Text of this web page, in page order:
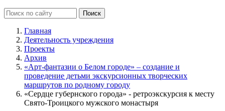
Главная
Деятельность учреждения
Проекты
Архив
«Арт-фантазии о Белом городе» – создание и
проведение детьми экскурсионных творческих
маршрутов по родному городу
«Сердце губернского города» - ретроэкскурсия к месту
Свято-Троицкого мужского монастыря